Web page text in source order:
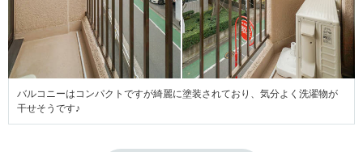
バルコニーはコンパクトですが綺麗に塗装されており、気分よく洗濯物が
干せそうです♪